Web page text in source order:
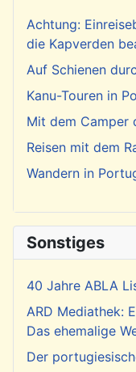
Achtung:
die Kapverden
Auf Schienen
Kanu-Touren in
Mit dem Camper
Reisen mit dem
Wandern in
Sonstiges
40 Jahre ABLA
ARD Mediathek:
Das ehemalige
Der